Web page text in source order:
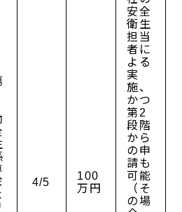
4/5
100
万円
安全
衛生
担当
者に
よる
実
施、
かつ
第2
段階
から
の申
請も
可能
（そ
の場